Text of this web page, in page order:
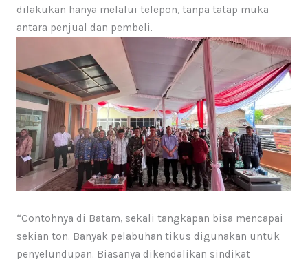
dilakukan hanya melalui telepon, tanpa tatap muka
antara penjual dan pembeli.
“Contohnya di Batam, sekali tangkapan bisa mencapai
sekian ton. Banyak pelabuhan tikus digunakan untuk
penyelundupan. Biasanya dikendalikan sindikat